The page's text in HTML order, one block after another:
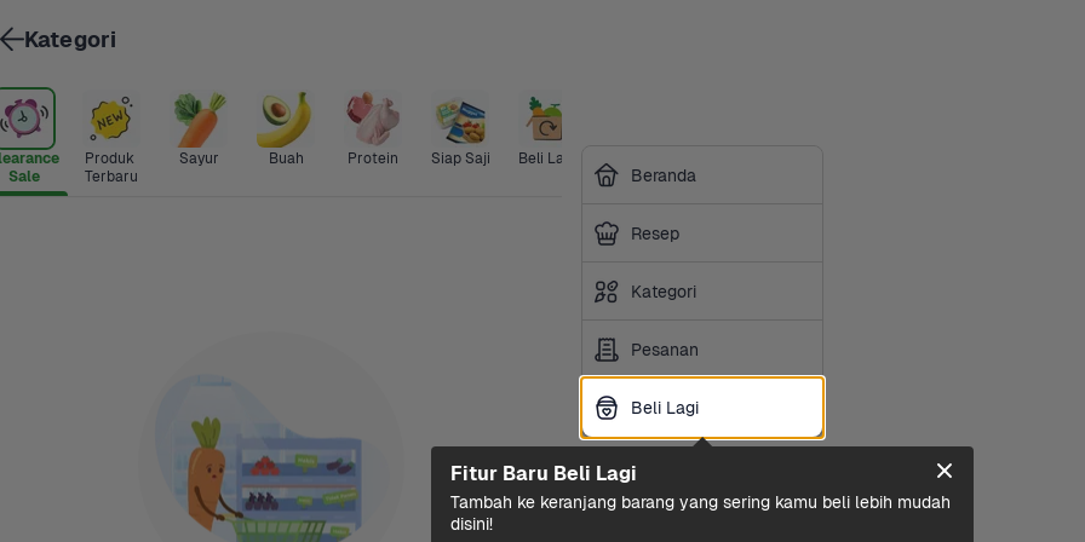
Sale
Produk
Terbaru
Sayur Buah Protein Siap Saji Beli Lagi
Beranda
Resep
Kategori
Pesanan
Beli Lagi
Kategori
Beli Lagi
Fitur Baru Beli Lagi
Tambah ke keranjang barang yang sering kamu beli lebih mudah
disini!